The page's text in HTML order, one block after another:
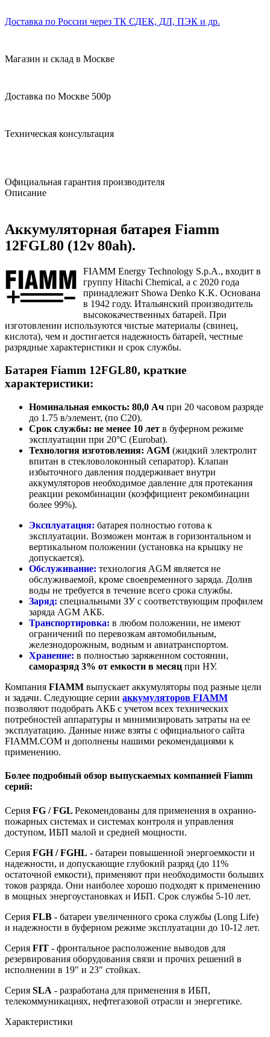
Доставка по России через ТК СДЕК, ДЛ, ПЭК и др.
Магазин и склад в Москве
Доставка по Москве 500р
Техническая консультация
Официальная гарантия производителя
Описание
Аккумуляторная батарея Fiamm
12FGL80 (12v 80ah).
FIAMM Energy Technology S.p.A., входит в
группу Hitachi Chemical, а с 2020 года
принадлежит Showa Denko K.K. Основана
в 1942 году. Итальянский производитель
высококачественных батарей. При
изготовлении используются чистые материалы (свинец,
кислота), чем и достигается надежность батарей, честные
разрядные характеристики и срок службы.
Батарея Fiamm 12FGL80, краткие
характеристики:
Номинальная емкость: 80,0 Ач при 20 часовом разряде
до 1.75 в/элемент, (по С20).
Срок службы: не менее 10 лет в буферном режиме
эксплуатации при 20°C (Eurobat).
Технология изготовления: AGM (жидкий электролит
впитан в стекловолоконный сепаратор). Клапан
избыточного давления поддерживает внутри
аккумуляторов необходимое давление для протекания
реакции рекомбинации (коэффициент рекомбинации
более 99%).
Эксплуатация: батарея полностью готова к
эксплуатации. Возможен монтаж в горизонтальном и
вертикальном положении (установка на крышку не
допускается).
Обслуживание: технология AGM является не
обслуживаемой, кроме своевременного заряда. Долив
воды не требуется в течение всего срока службы.
Заряд: специальными ЗУ с соответствующим профилем
заряда AGM АКБ.
Транспортировка: в любом положении, не имеют
ограничений по перевозкам автомобильным,
железнодорожным, водным и авиатранспортом.
Хранение: в полностью заряженном состоянии,
саморазряд 3% от емкости в месяц при НУ.
Компания FIAMM выпускает аккумуляторы под разные цели
и задачи. Следующие серии аккумуляторов FIAMM
позволяют подобрать АКБ с учетом всех технических
потребностей аппаратуры и минимизировать затраты на ее
эксплуатацию. Данные ниже взяты с официального сайта
FIAMM.COM и дополнены нашими рекомендациями к
применению.
Более подробный обзор выпускаемых компанией Fiamm
серий:
Серия FG / FGL Рекомендованы для применения в охранно-
пожарных системах и системах контроля и управления
доступом, ИБП малой и средней мощности.
Серия FGH / FGHL - батареи повышенной энергоемкости и
надежности, и допускающие глубокий разряд (до 11%
остаточной емкости), применяют при необходимости больших
токов разряда. Они наиболее хорошо подходят к применению
в мощных энергоустановках и ИБП. Срок службы 5-10 лет.
Серия FLB - батареи увеличенного срока службы (Long Life)
и надежности в буферном режиме эксплуатации до 10-12 лет.
Серия FIT - фронтальное расположение выводов для
резервирования оборудования связи и прочих решений в
исполнении в 19" и 23" стойках.
Серия SLA - разработана для применения в ИБП,
телекоммуникациях, нефтегазовой отрасли и энергетике.
Характеристики